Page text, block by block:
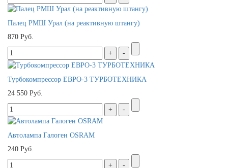
Палец РМШ Урал (на реактивную штангу)
870 Руб.
Турбокомпрессор ЕВРО-3 ТУРБОТЕХНИКА
24 550 Руб.
Автолампа Галоген OSRAM
240 Руб.